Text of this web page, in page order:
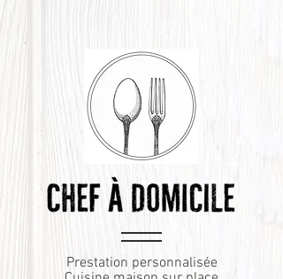
Prestation personnalisée